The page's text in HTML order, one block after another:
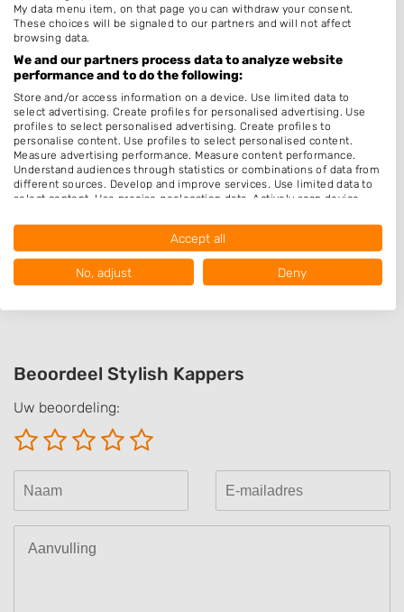
Bruidskapsel
Make-up & Visagie
Thuiskapper
Barber
Keratine behandeling
Schoonheidssalon
Pruiken
Openingstijden
Op afspraak
Beoordeel Stylish Kappers
Uw beoordeling:
My data menu item, on that page you can withdraw your consent.
These choices will be signaled to our partners and will not affect
browsing data.
We and our partners process data to analyze website
performance and to do the following:
Store and/or access information on a device. Use limited data to
select advertising. Create profiles for personalised advertising. Use
profiles to select personalised advertising. Create profiles to
personalise content. Use profiles to select personalised content.
Measure advertising performance. Measure content performance.
Understand audiences through statistics or combinations of data from
different sources. Develop and improve services. Use limited data to
select content. Use precise geolocation data. Actively scan device
Data may be shared outside of the European Union and send to the
Your consent and the cookie policy applies solely to this website/app.
View Partner List (1016 IAB Vendors)
We use your data for the following purposes:
Create profiles for personalised advertising
Use profiles to select personalised
advertising
Create profiles to personalise content
Use profiles to select personalised content
Accept all
No, adjust Deny